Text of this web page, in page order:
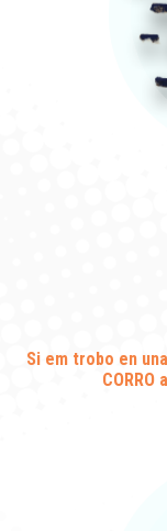
Si em trobo en
CORRO